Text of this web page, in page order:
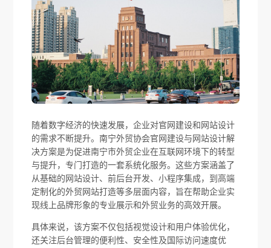
随着数字经济的快速发展，企业对官网建设和网站设计
的需求不断提升。南宁外贸协会官网建设与网站设计解
决方案是为促进南宁市外贸企业在互联网环境下的转型
与提升，专门打造的一套系统化服务。这些方案涵盖了
从基础的网站设计、前后台开发、小程序集成，到高端
定制化的外贸网站打造等多层面内容，旨在帮助企业实
现线上品牌形象的专业展示和外贸业务的高效开展。
具体来说，该方案不仅包括视觉设计和用户体验优化，
还关注后台管理的便利性、安全性及国际访问速度优